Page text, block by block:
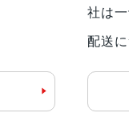
社は
配送